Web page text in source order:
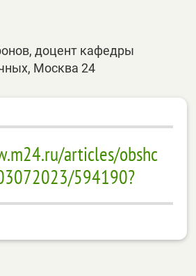
доцент кафедры
Москва 24
articles/obshc
594190?